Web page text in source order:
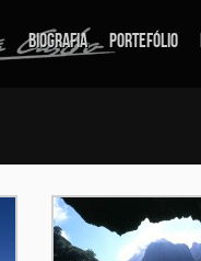
Biografia Portefólio